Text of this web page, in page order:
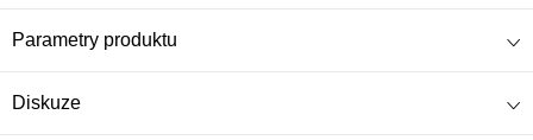
Parametry produktu
Diskuze